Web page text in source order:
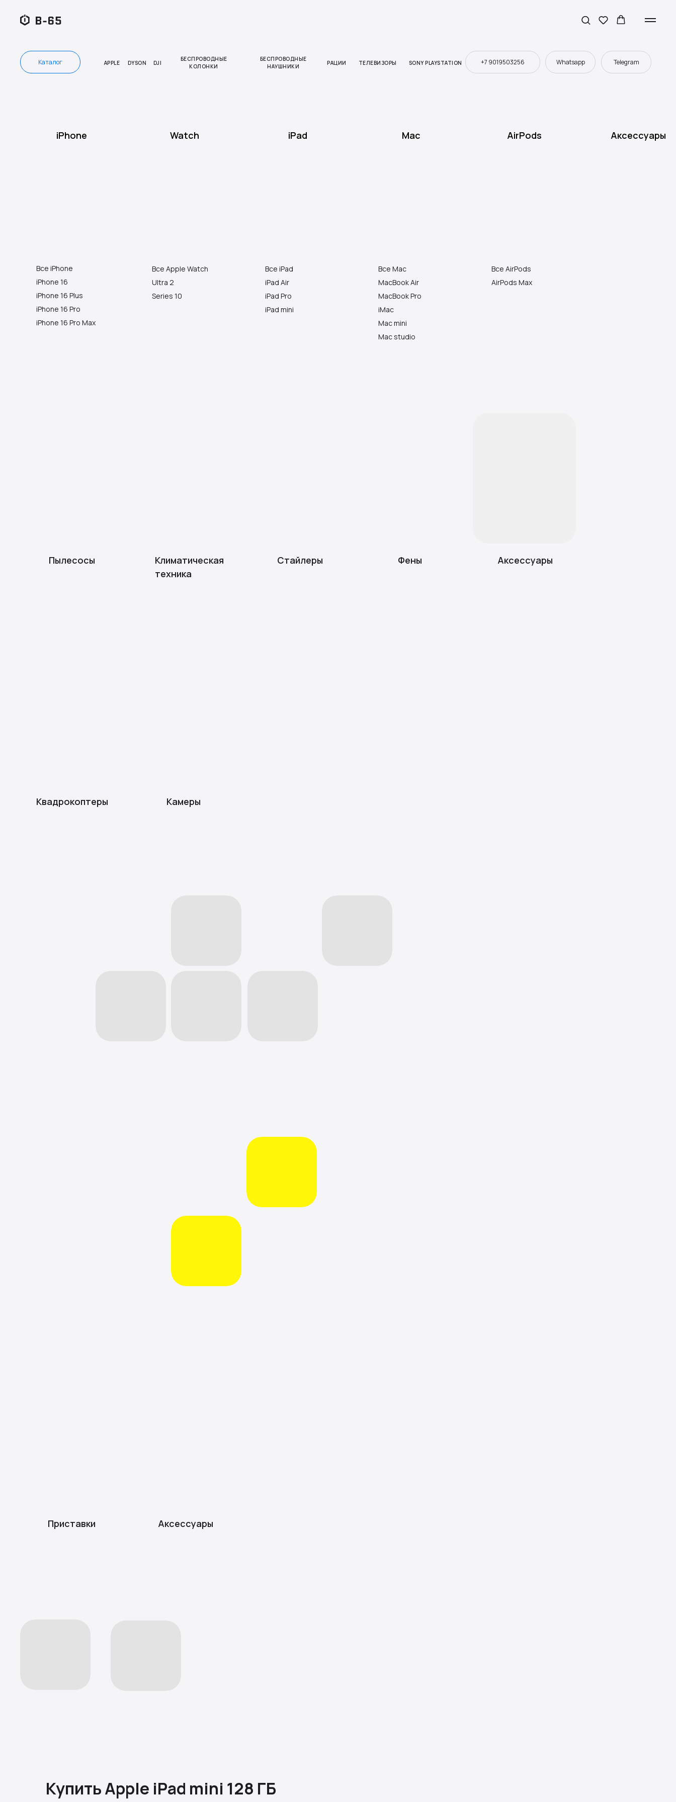
Каталог +7 9019503256
APPLE Whatsapp
DYSON Telegram
DJI
БЕСПРОВОДНЫЕ
КОЛОНКИ
БЕСПРОВОДНЫЕ
НАУШНИКИ
РАЦИИ SONY PLAYSTATION
ТЕЛЕВИЗОРЫ
Все iPhone
iPhone 16
iPhone 16 Plus
iPhone 16 Pro
iPhone 16 Pro Max
iPhone Watch iPad Mac AirPods Аксессуары
Все Apple Watch
Ultra 2
Series 10
Все iPad
iPad Air
iPad Pro
iPad mini
Все Mac
MacBook Air
MacBook Pro
iMac
Mac mini
Mac studio
Все AirPods
AirPods Max
Пылесосы
Климатическая
техника
Стайлеры Фены Аксессуары
Квадрокоптеры Камеры
Приставки Аксессуары
Купить Apple iPad mini 128 ГБ